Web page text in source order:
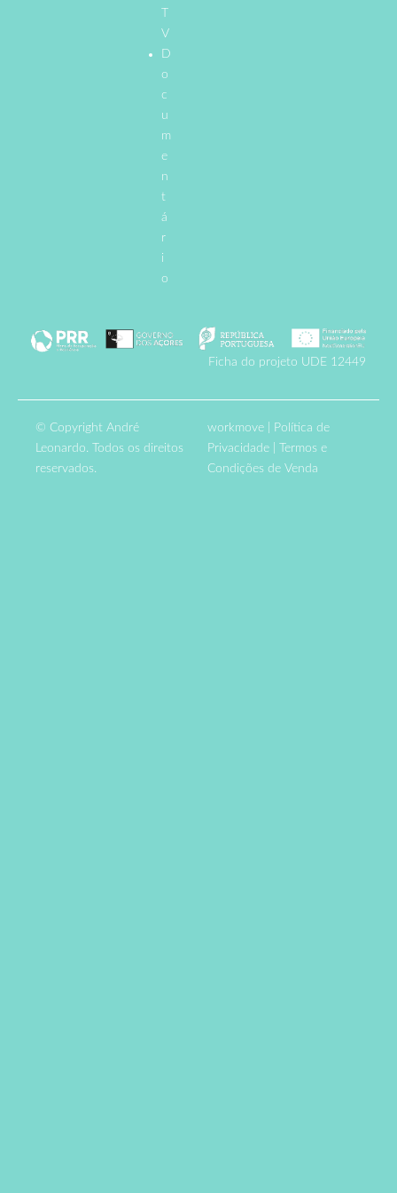
T
V
D
o
c
u
m
e
n
t
á
r
i
o
Ficha do projeto UDE 12449
© Copyright André
Leonardo. Todos os direitos
reservados.
workmove
Política de
Privacidade
Termos e
Condições de Venda